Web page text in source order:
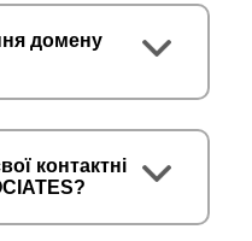
домену
контактні